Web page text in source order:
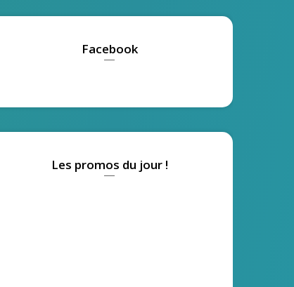
Facebook
Les promos du jour !